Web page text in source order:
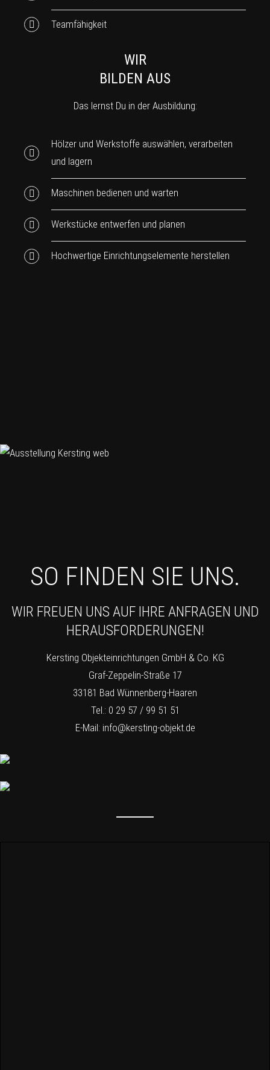
Teamfähigkeit
WIR
BILDEN AUS
Das lernst Du in der Ausbildung:
Hölzer und Werkstoffe auswählen, verarbeiten
und lagern
Maschinen bedienen und warten
Werkstücke entwerfen und planen
Hochwertige Einrichtungselemente herstellen
SO FINDEN SIE UNS.
WIR FREUEN UNS AUF IHRE ANFRAGEN UND
HERAUSFORDERUNGEN!
Kersting Objekteinrichtungen GmbH & Co. KG
Graf-Zeppelin-Straße 17
33181 Bad Wünnenberg-Haaren
Tel.: 0 29 57 / 99 51 51
E-Mail: info@kersting-objekt.de